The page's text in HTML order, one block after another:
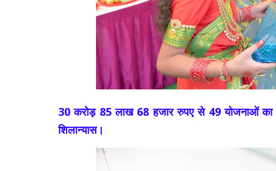
30 करोड़ 85 लाख 68 हजार रुपए से 49 योजनाओं का
शिलान्यास।